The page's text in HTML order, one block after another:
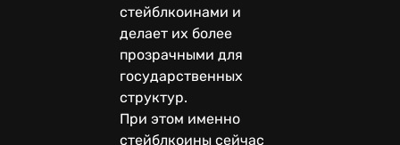
стейблкоинами и
делает их более
прозрачными для
государственных
структур.
При этом именно
стейблкоины сейчас